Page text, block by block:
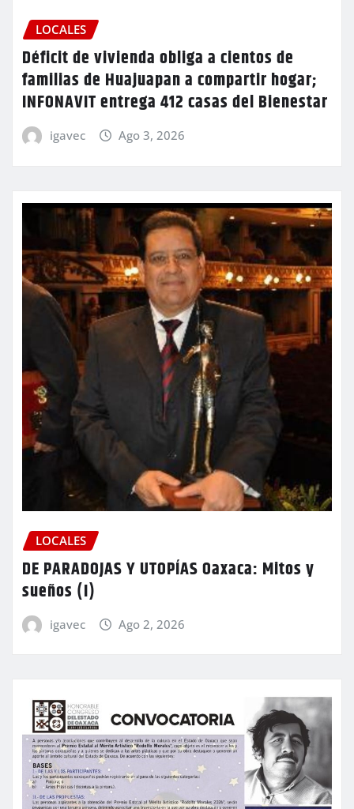
LOCALES
Déficit de vivienda obliga a cientos de
familias de Huajuapan a compartir hogar;
INFONAVIT entrega 412 casas del Bienestar
igavec Ago 3, 2026
LOCALES
DE PARADOJAS Y UTOPÍAS Oaxaca: Mitos y
sueños (I)
igavec Ago 2, 2026